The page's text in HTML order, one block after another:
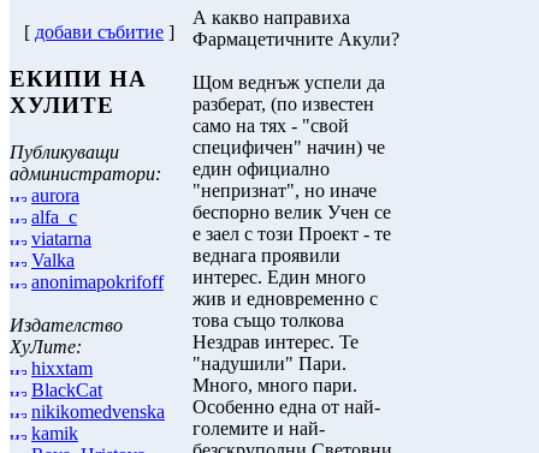
[ добави събитие ]
ЕКИПИ НА
ХУЛИТЕ
Публикуващи
администратори:
aurora
alfa_c
viatarna
Valka
anonimapokrifoff
Издателство
ХуЛите:
hixxtam
BlackCat
nikikomedvenska
kamik
А какво направиха
Фармацетичните Акули?
Щом веднъж успели да
разберат, (по известен
само на тях - "свой
специфичен" начин) че
един официално
"непризнат", но иначе
беспорно велик Учен се
е заел с този Проект - те
веднага проявили
интерес. Един много
жив и едновременно с
това също толкова
Нездрав интерес. Те
"надушили" Пари.
Много, много пари.
Особенно една от най-
големите и най-